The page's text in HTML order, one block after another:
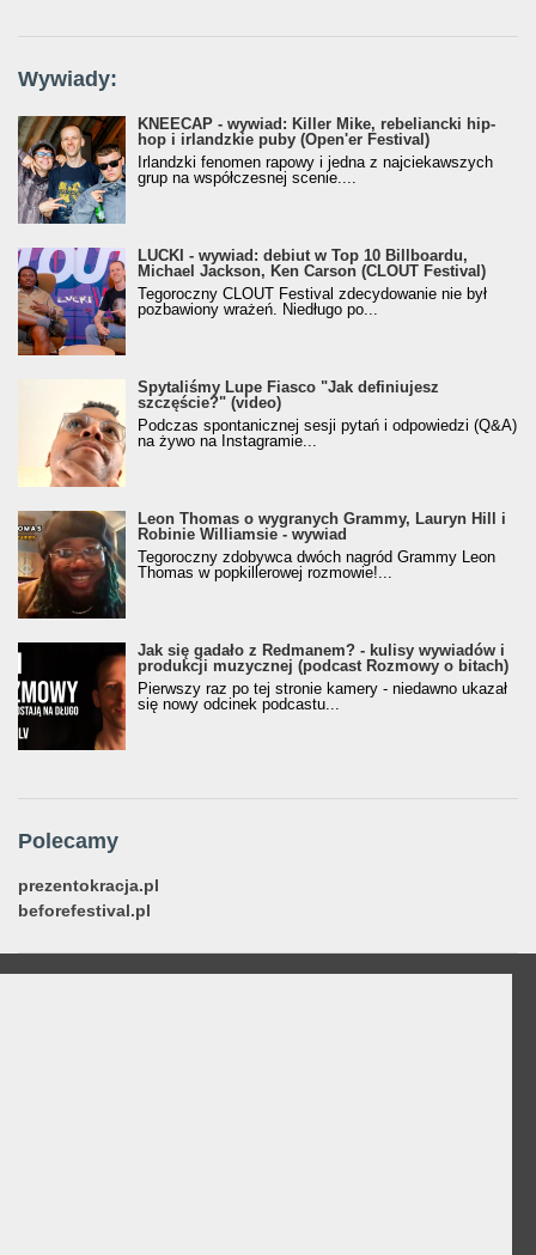
Wywiady:
KNEECAP - wywiad: Killer Mike, rebeliancki hip-
hop i irlandzkie puby (Open'er Festival)
Irlandzki fenomen rapowy i jedna z najciekawszych
grup na współczesnej scenie....
LUCKI - wywiad: debiut w Top 10 Billboardu,
Michael Jackson, Ken Carson (CLOUT Festival)
Tegoroczny CLOUT Festival zdecydowanie nie był
pozbawiony wrażeń. Niedługo po...
Spytaliśmy Lupe Fiasco "Jak definiujesz
szczęście?" (video)
Podczas spontanicznej sesji pytań i odpowiedzi (Q&A)
na żywo na Instagramie...
Leon Thomas o wygranych Grammy, Lauryn Hill i
Robinie Williamsie - wywiad
Tegoroczny zdobywca dwóch nagród Grammy Leon
Thomas w popkillerowej rozmowie!...
Jak się gadało z Redmanem? - kulisy wywiadów i
produkcji muzycznej (podcast Rozmowy o bitach)
Pierwszy raz po tej stronie kamery - niedawno ukazał
się nowy odcinek podcastu...
Polecamy
prezentokracja.pl
beforefestival.pl